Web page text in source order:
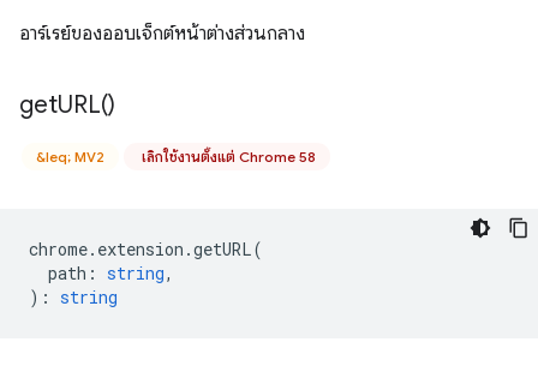
อาร์เรย์ของออบเจ็กต์หน้าต่างส่วนกลาง
getURL()
&leq; MV2 เลิกใช้งานตั้งแต่ Chrome 58
chrome. extension .getURL(
path : string,
) : string